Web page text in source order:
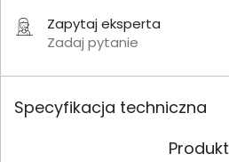
Zapytaj eksperta
Zadaj pytanie
Specyfikacja techniczna
Produkt